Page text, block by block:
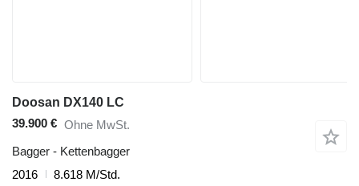
Doosan DX140 LC
39.900 € Ohne MwSt.
Bagger - Kettenbagger
2016
8.618 M/Std.